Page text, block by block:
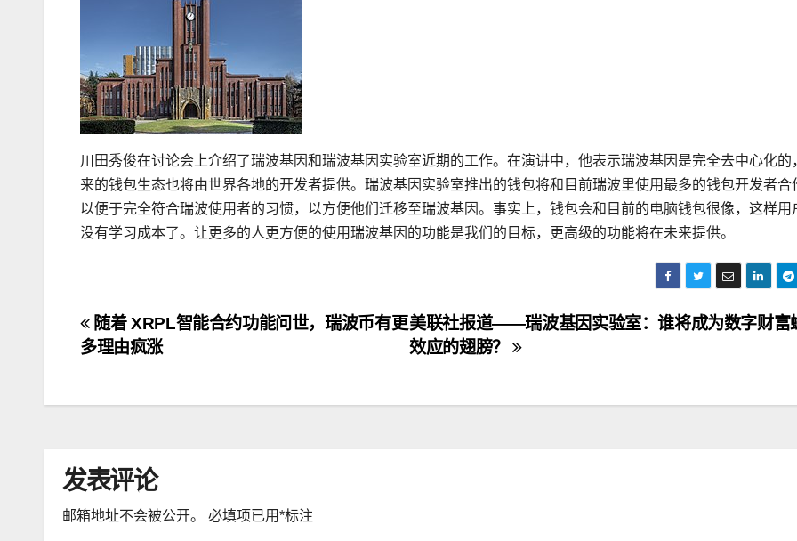
川田秀俊在讨论会上介绍了瑞波基因和瑞波基因实验室近期的工作。在演讲中，他表示瑞波基因是完全去中心化的
来的钱包生态也将由世界各地的开发者提供。瑞波基因实验室推出的钱包将和目前瑞波里使用最多的钱包开发者合
以便于完全符合瑞波使用者的习惯，以方便他们迁移至瑞波基因。事实上，钱包会和目前的电脑钱包很像，这样用
没有学习成本了。让更多的人更方便的使用瑞波基因的功能是我们的目标，更高级的功能将在未来提供。
文
章
美联社报道——瑞波基因实验室：谁将成为数字财富
效应的翅膀？
随着 XRPL智能合约功能问世，瑞波币有更
多理由疯涨
发表评论
邮箱地址不会被公开。 必填项已用*标注